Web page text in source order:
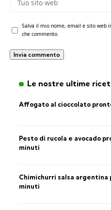
Salva il mio nome, email e sito web
che commento.
Le nostre ultime
Affogato al cioccolato
Pesto di rucola e avocado
minuti
Chimichurri salsa argentina
minuti